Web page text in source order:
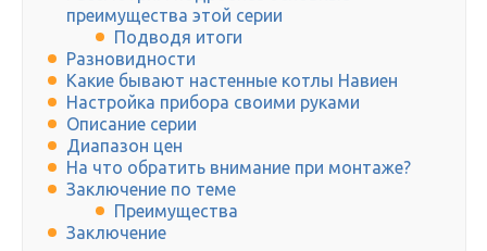
преимущества этой серии
Подводя итоги
Разновидности
Какие бывают настенные котлы Навиен
Настройка прибора своими руками
Описание серии
Диапазон цен
На что обратить внимание при монтаже?
Заключение по теме
Преимущества
Заключение